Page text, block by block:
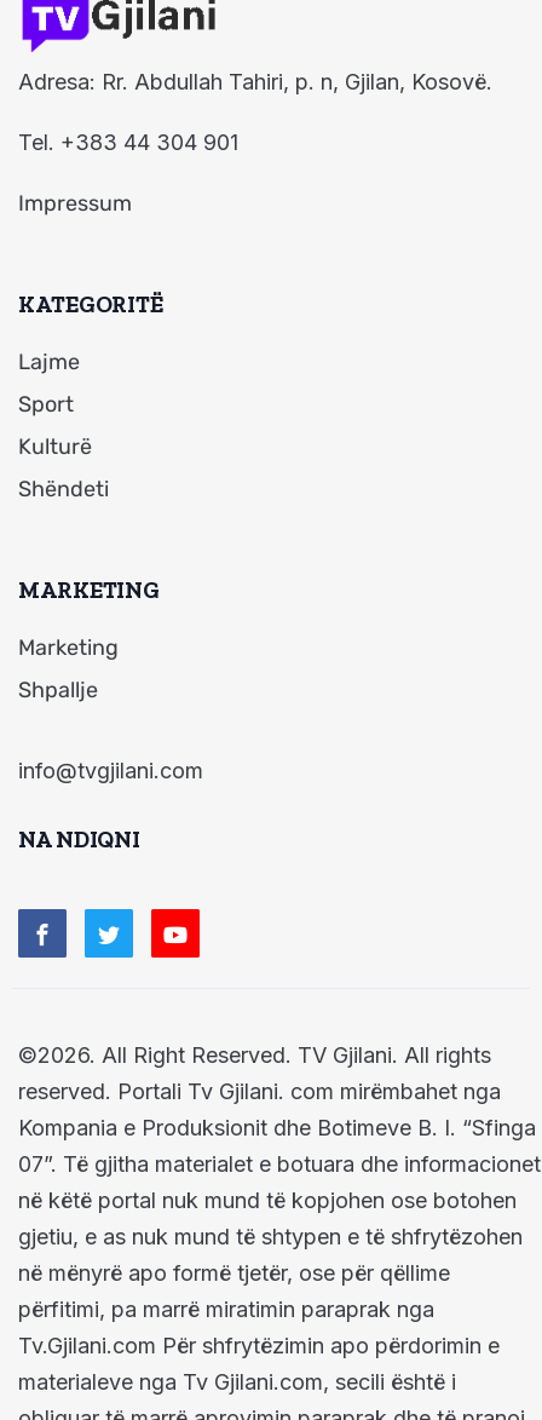
Adresa: Rr. Abdullah Tahiri, p. n, Gjilan, Kosovë.
Tel. +383 44 304 901
Impressum
KATEGORITË
Lajme
Sport
Kulturë
Shëndeti
MARKETING
Marketing
Shpallje
info@tvgjilani.com
NA NDIQNI
©2026. All Right Reserved. TV Gjilani. All rights
reserved. Portali Tv Gjilani. com mirëmbahet nga
Kompania e Produksionit dhe Botimeve B. I. “Sfinga
07”. Të gjitha materialet e botuara dhe informacionet
në këtë portal nuk mund të kopjohen ose botohen
gjetiu, e as nuk mund të shtypen e të shfrytëzohen
në mënyrë apo formë tjetër, ose për qëllime
përfitimi, pa marrë miratimin paraprak nga
Tv.Gjilani.com Për shfrytëzimin apo përdorimin e
materialeve nga Tv Gjilani.com, secili është i